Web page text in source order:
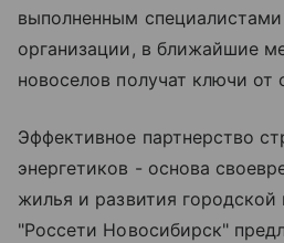
выполненным
организации, в ближайшие
новоселов получат ключи от
Эффективное партнерство
энергетиков - основа
жилья и развития
"Россети Новосибирск"